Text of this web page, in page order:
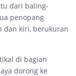
dari baling-
penopang
dan kiri, berukuran
di bagian
dorong ke